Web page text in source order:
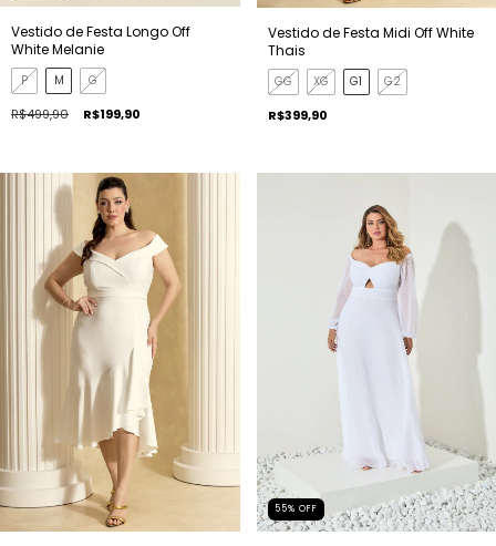
Vestido de Festa Longo Off
White Melanie
P M G
R$499,90 R$199,90
Vestido de Festa Midi Off White
Thais
GG XG G1 G2
R$399,90
55% OFF